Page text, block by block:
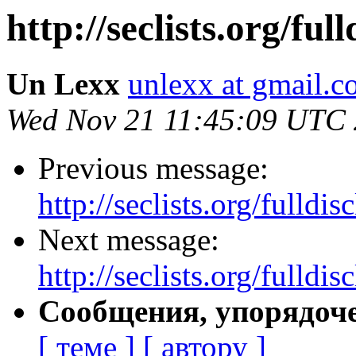
http://seclists.org/
Un Lexx unlexx at
Wed Nov 21 11:45:09 UTC
Previous message:
http://seclists.org/
Next message:
http://seclists.org/
Сообщения,
[ теме ] [ автору ]